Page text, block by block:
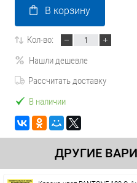
В корзину
Кол-во:
Нашли дешевле
Рассчитать доставку
В наличии
ДРУГИЕ